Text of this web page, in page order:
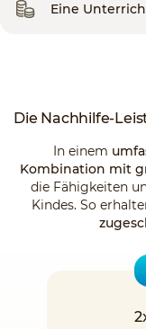
Eine
Die Nachhilfe-
In einem
Kombination mit
die Fähigkeiten
Kindes. So